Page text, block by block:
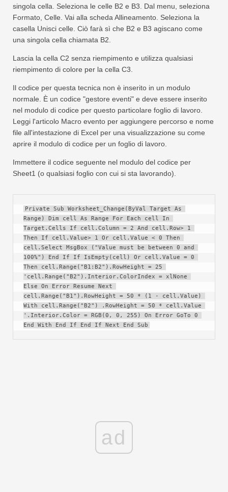
singola cella. Seleziona le celle B2 e B3. Dal menu, seleziona
Formato, Celle. Vai alla scheda Allineamento. Seleziona la
casella Unisci celle. Ciò farà sì che B2 e B3 agiscano come
una singola cella chiamata B2.
Lascia la cella C2 senza riempimento e utilizza qualsiasi
riempimento di colore per la cella C3.
Il codice per questa tecnica non è inserito in un modulo
normale. È un codice "gestore eventi" e deve essere inserito
nel modulo di codice per questo particolare foglio di lavoro.
Leggi l'articolo Macro evento per aggiungere percorso e nome
file all'intestazione di Excel per una visualizzazione su come
aprire il modulo di codice per un foglio di lavoro.
Immettere il codice seguente nel modulo del codice per
Sheet1 (o qualsiasi foglio con cui si sta lavorando).
Private Sub Worksheet_Change(ByVal Target As
Range) Dim cell As Range For Each cell In
Target.Cells If cell.Column = 2 And cell.Row> 1
Then If cell.Value> 1 Or cell.Value < 0 Then
cell.Select MsgBox ("Value must be between 0 and
100%") End If If IsEmpty(cell) Or cell.Value = 0
Then cell.Range("B1:B2").RowHeight = 25
'cell.Range("B2").Interior.ColorIndex = xlNone
Else On Error Resume Next
cell.Range("B1").RowHeight = 50 * (1 - cell.Value)
With cell.Range("B2") .RowHeight = 50 * cell.Value
'.Interior.Color = RGB(0, 0, 255) On Error GoTo 0
End With End If End If Next End Sub
ad